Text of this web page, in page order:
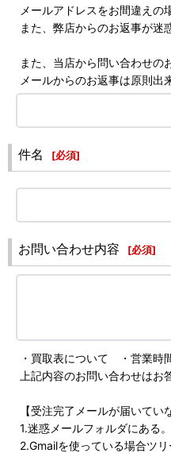
メールアドレスをお間違えの
また、弊店からのお返事が迷
また、当店から問い合わせの
メールからのお返事は原則出
件名 [必須]
お問い合わせ内容 [必須]
・買取表について ・営業時
上記内容のお問い合わせは
【受注完了メールが届いてい
1.迷惑メールフォルダにある
2.Gmailを使っている場合ツ